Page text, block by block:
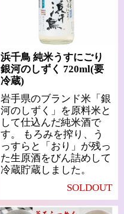
浜千鳥 純米うすにごり
銀河のしずく 720ml(要
冷蔵)
岩手県のブランド米「銀
河のしずく」を原料米と
して仕込んだ純米酒で
す。 もろみを搾り、う
っすらと「おり」が残っ
た生原酒をびん詰めして
冷蔵貯蔵しました。
SOLDOUT